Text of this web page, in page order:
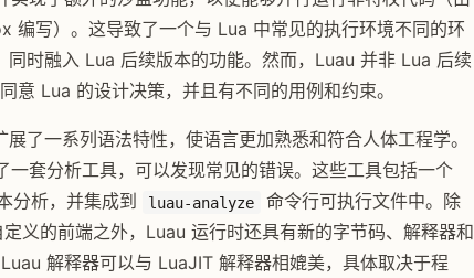
编写）。这导致了一个与 Lua 中常见的执行环境不同的环
时融入 Lua 后续版本的功能。然而，Luau 并非 Lua 后续
Lua 的设计决策，并且有不同的用例和约束。
了一系列语法特性，使语言更加熟悉和符合人体工程学。
套分析工具，可以发现常见的错误。这些工具包括一个
分析，并集成到
luau-analyze
命令行可执行文件中。除
义的前端之外，Luau 运行时还具有新的字节码、解释器和
解释器可以与 LuaJIT 解释器相媲美，具体取决于程